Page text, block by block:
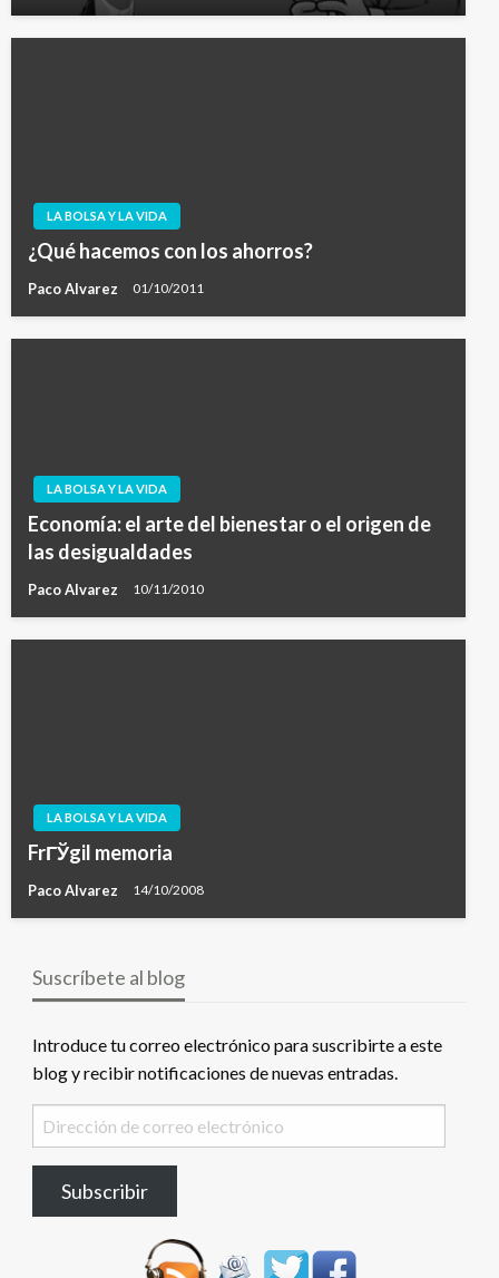
LA BOLSA Y LA VIDA
¿Qué hacemos con los ahorros?
Paco Alvarez 01/10/2011
LA BOLSA Y LA VIDA
Economía: el arte del bienestar o el origen de
las desigualdades
Paco Alvarez 10/11/2010
LA BOLSA Y LA VIDA
FrГЎgil memoria
Paco Alvarez 14/10/2008
Suscríbete al blog
Introduce tu correo electrónico para suscribirte a este
blog y recibir notificaciones de nuevas entradas.
Dirección
de
electrónico
Subscribir